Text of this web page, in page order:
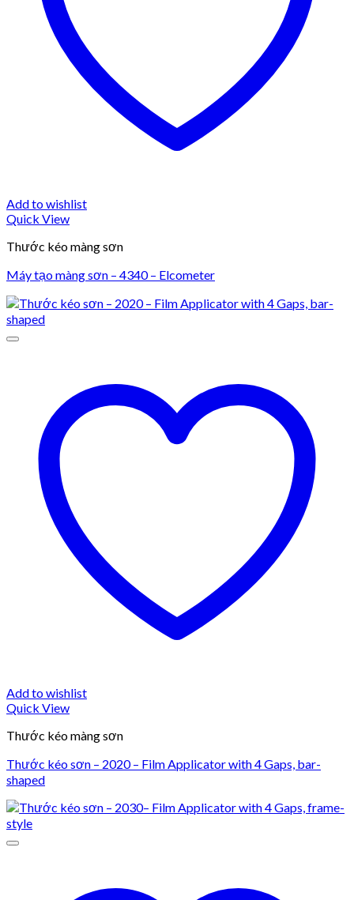
Add to wishlist
Quick View
Thước kéo màng sơn
Máy tạo màng sơn – 4340 – Elcometer
Add to wishlist
Quick View
Thước kéo màng sơn
Thước kéo sơn – 2020 – Film Applicator with 4 Gaps, bar-
shaped